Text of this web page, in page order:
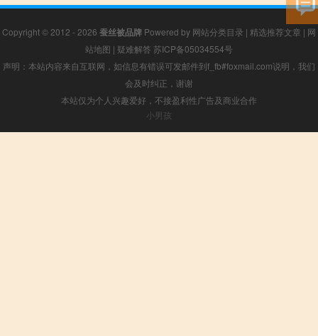
Copyright © 2012 - 2026 蚕丝被品牌 Powered by 网站分类目录 | 精选推荐文章 | 网
站地图 | 疑难解答 苏ICP备05034554号
声明：本站内容来自互联网，如信息有错误可发邮件到f_fb#foxmail.com说明，我们
会及时纠正，谢谢
本站仅为个人兴趣爱好，不接盈利性广告及商业合作
小男孩